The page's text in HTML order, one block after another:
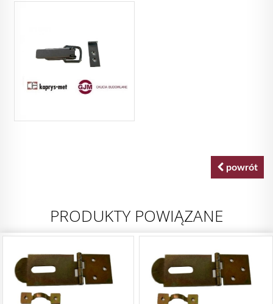
powrót
PRODUKTY POWIĄZANE